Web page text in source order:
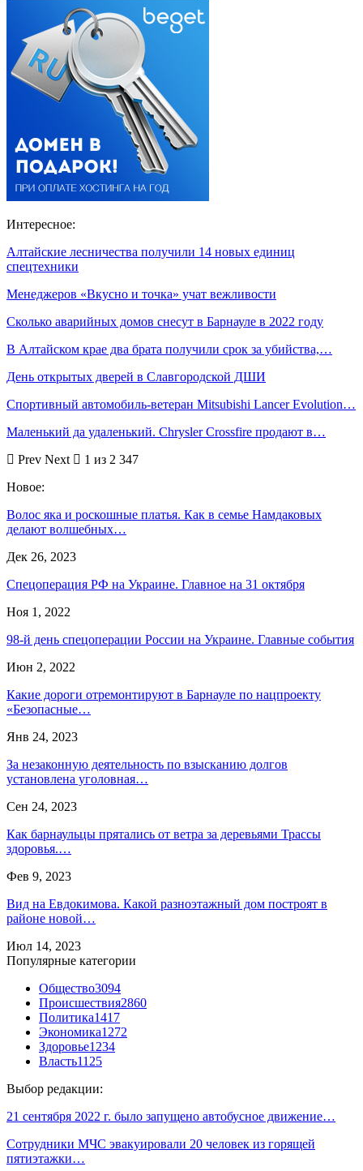
Интересное:
Алтайские лесничества получили 14 новых единиц
спецтехники
Менеджеров «Вкусно и точка» учат вежливости
Сколько аварийных домов снесут в Барнауле в 2022 году
В Алтайском крае два брата получили срок за убийства,…
День открытых дверей в Славгородской ДШИ
Спортивный автомобиль-ветеран Mitsubishi Lancer Evolution…
Маленький да удаленький. Chrysler Crossfire продают в…
Prev Next
1 из 2 347
Новое:
Волос яка и роскошные платья. Как в семье Намдаковых
делают волшебных…
Дек 26, 2023
Спецоперация РФ на Украине. Главное на 31 октября
Ноя 1, 2022
98-й день спецоперации России на Украине. Главные события
Июн 2, 2022
Какие дороги отремонтируют в Барнауле по нацпроекту
«Безопасные…
Янв 24, 2023
За незаконную деятельность по взысканию долгов
установлена уголовная…
Сен 24, 2023
Как барнаульцы прятались от ветра за деревьями Трассы
здоровья.…
Фев 9, 2023
Вид на Евдокимова. Какой разноэтажный дом построят в
районе новой…
Июл 14, 2023
Популярные категории
Общество3094
Происшествия2860
Политика1417
Экономика1272
Здоровье1234
Власть1125
Выбор редакции:
21 сентября 2022 г. было запущено автобусное движение…
Сотрудники МЧС эвакуировали 20 человек из горящей
пятиэтажки…